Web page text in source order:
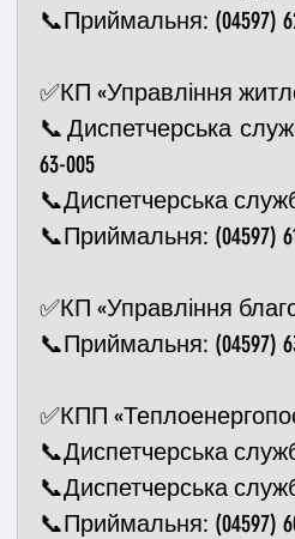
📞Приймальня: (04597)
✅КП «Управління
📞Диспетчерська
63-005
📞Диспетчерська
📞Приймальня: (04597)
✅КП «Управління
📞Приймальня: (04597)
✅КПП
📞Диспетчерська
📞Диспетчерська
📞Приймальня: (04597)